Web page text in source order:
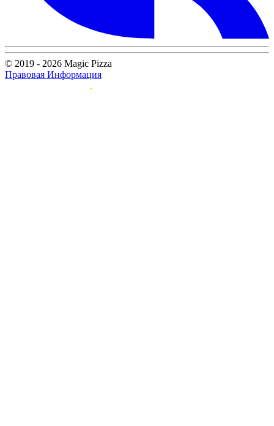
© 2019 - 2026 Magic Pizza
Правовая Информация